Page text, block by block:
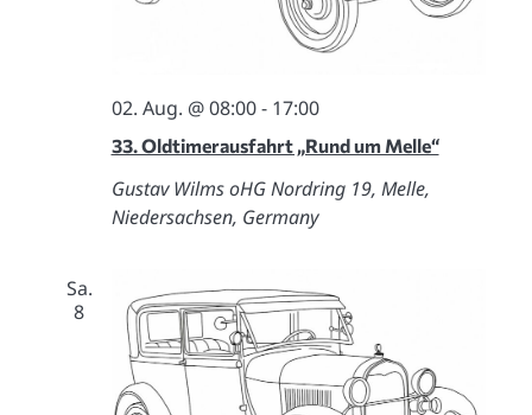
33. Oldtimerausfahrt „Rund um Melle“
02. Aug. @ 08:00- 17:00
Gustav Wilms oHGNordring 19, Melle,
Niedersachsen, Germany
Sa.
8